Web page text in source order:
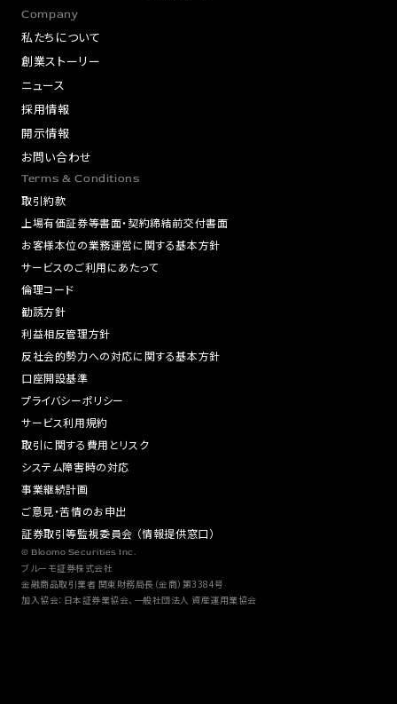
Company
私たちについて
創業ストーリー
ニュース
採用情報
開示情報
お問い合わせ
Terms & Conditions
取引約款
上場有価証券等書面・契約締結前交付書面
お客様本位の業務運営に関する基本方針
サービスのご利用にあたって
倫理コード
勧誘方針
利益相反管理方針
反社会的勢力への対応に関する基本方針
口座開設基準
プライバシーポリシー
サービス利用規約
取引に関する費用とリスク
システム障害時の対応
事業継続計画
ご意見・苦情のお申出
証券取引等監視委員会 （情報提供窓口）
© Bloomo Securities Inc.
ブルーモ証券株式会社
金融商品取引業者 関東財務局長（金商）第3384号
加入協会：日本証券業協会、一般社団法人 資産運用業協会